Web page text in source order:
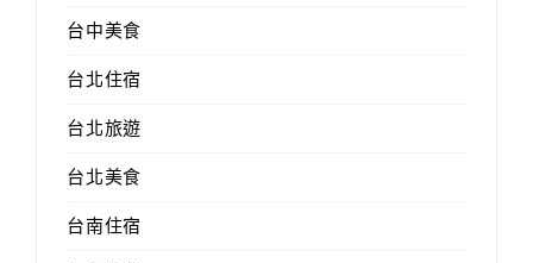
台中美食
台北住宿
台北旅遊
台北美食
台南住宿